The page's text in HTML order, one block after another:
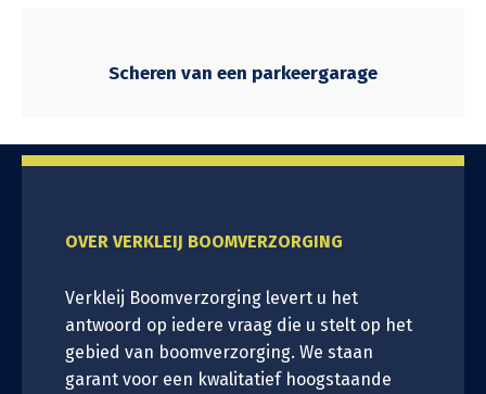
Scheren van een parkeergarage
OVER VERKLEIJ BOOMVERZORGING
Verkleij Boomverzorging levert u het
antwoord op iedere vraag die u stelt op het
gebied van boomverzorging. We staan
garant voor een kwalitatief hoogstaande